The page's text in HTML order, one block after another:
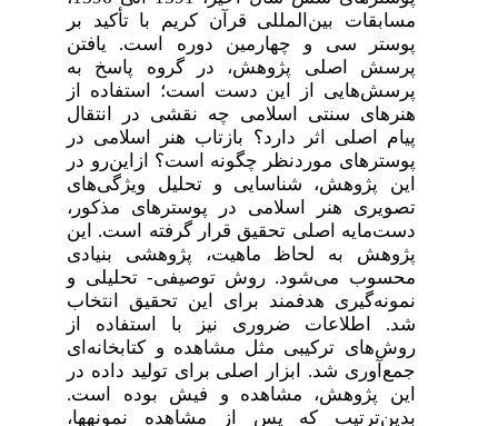
مسابقات بین‌المللی قرآن کریم با تأکید بر
پوستر سی و چهارمین دوره است .یافتن
پرسش اصلی پژوهش، در گروه پاسخ به
پرسش‌هایی از این دست است؛ استفاده از
هنرهای سنتی اسلامی چه نقشی در انتقال
پیام اصلی اثر دارد؟ بازتاب هنر اسلامی در
پوسترهای موردنظر چگونه است؟ ازاین‌رو در
این پژوهش، شناسایی و تحلیل ویژگی‌های
تصویری هنر اسلامی در پوسترهای مذکور،
دست‌مایه اصلی تحقیق قرار گرفته است. این
پژوهش به لحاظ ماهیت، پژوهشی بنیادی
محسوب می‌شود. روش توصیفی- تحلیلی و
نمونه‌گیری هدفمند برای این تحقیق انتخاب
شد. اطلاعات ضروری نیز با استفاده از
روش‌های ترکیبی مثل مشاهده و کتابخانه‌ای
جمع‌آوری شد. ابزار اصلی برای تولید داده در
این پژوهش، مشاهده و فیش بوده است.
بدین‌ترتیب که پس از مشاهده­ نمونه­ها،